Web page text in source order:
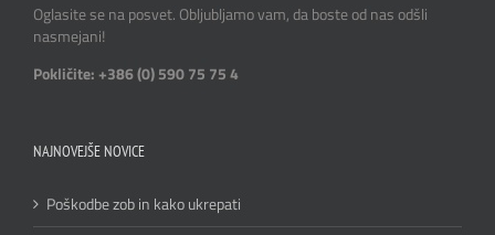
Oglasite se na posvet. Obljubljamo vam, da boste od nas odšli
nasmejani!
Pokličite: +386 (0) 590 75 75 4
NAJNOVEJŠE NOVICE
Poškodbe zob in kako ukrepati